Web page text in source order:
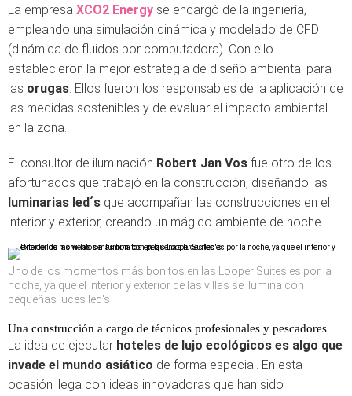
La empresa XCO2 Energy se encargó de la ingeniería,
empleando una simulación dinámica y modelado de CFD
(dinámica de fluidos por computadora). Con ello
establecieron la mejor estrategia de diseño ambiental para
las orugas. Ellos fueron los responsables de la aplicación de
las medidas sostenibles y de evaluar el impacto ambiental
en la zona.
El consultor de iluminación Robert Jan Vos fue otro de los
afortunados que trabajó en la construcción, diseñando las
luminarias led´s que acompañan las construcciones en el
interior y exterior, creando un mágico ambiente de noche.
Uno de los momentos más bonitos en las Looper Suites es por la
noche, ya que el interior y exterior de las villas se ilumina con
pequeñas luces led's
Una construcción a cargo de técnicos profesionales y pescadores
La idea de ejecutar hoteles de lujo ecológicos es algo que
invade el mundo asiático de forma especial. En esta
ocasión llega con ideas innovadoras que han sido